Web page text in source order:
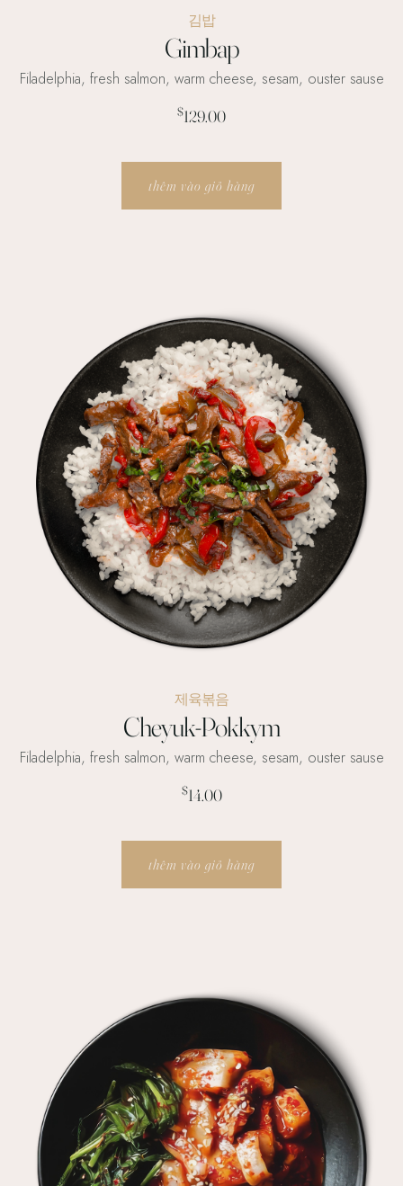
김밥
Gimbap
Filadelphia, fresh salmon, warm cheese, sesam, ouster sause
$129.00
thêm vào giỏ hàng
제육볶음
Cheyuk-Pokkym
Filadelphia, fresh salmon, warm cheese, sesam, ouster sause
$14.00
thêm vào giỏ hàng